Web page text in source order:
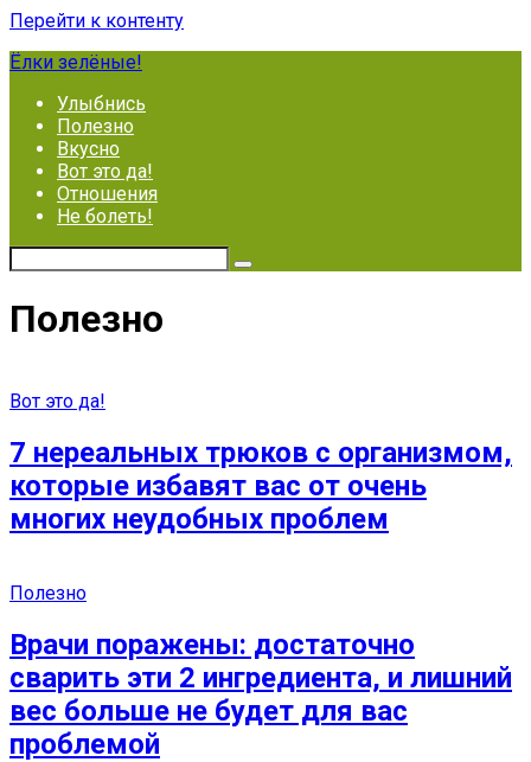
Перейти к контенту
Ёлки зелёные!
Улыбнись
Полезно
Вкусно
Вот это да!
Отношения
Не болеть!
Полезно
Вот это да!
7 нереальных трюков с организмом,
которые избавят вас от очень
многих неудобных проблем
Полезно
Врачи поражены: достаточно
сварить эти 2 ингредиента, и лишний
вес больше не будет для вас
проблемой